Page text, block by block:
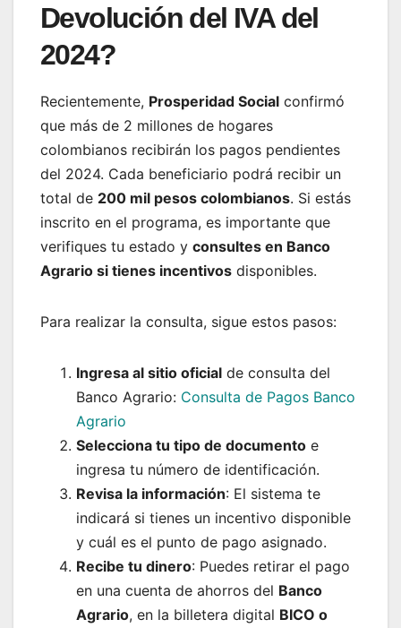
Devolución del IVA del
2024?
Recientemente, Prosperidad Social confirmó
que más de 2 millones de hogares
colombianos recibirán los pagos pendientes
del 2024. Cada beneficiario podrá recibir un
total de 200 mil pesos colombianos. Si estás
inscrito en el programa, es importante que
verifiques tu estado y consultes en Banco
Agrario si tienes incentivos disponibles.
Para realizar la consulta, sigue estos pasos:
Ingresa al sitio oficial de consulta del
Banco Agrario: Consulta de Pagos Banco
Agrario
Selecciona tu tipo de documento e
ingresa tu número de identificación.
Revisa la información: El sistema te
indicará si tienes un incentivo disponible
y cuál es el punto de pago asignado.
Recibe tu dinero: Puedes retirar el pago
en una cuenta de ahorros del Banco
Agrario, en la billetera digital BICO o